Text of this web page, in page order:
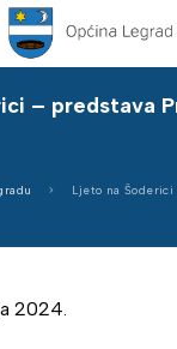
– predstava
Ljeto na
2024.